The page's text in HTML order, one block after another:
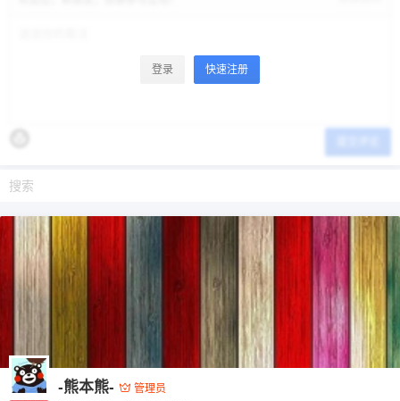
登录 快速注册
-熊本熊-
管理员